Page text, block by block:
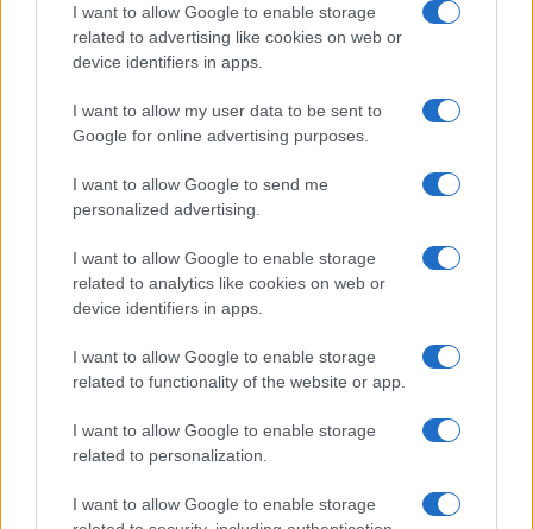
I want to allow Google to enable storage
related to advertising like cookies on web or
device identifiers in apps.
I want to allow my user data to be sent to
Google for online advertising purposes.
I want to allow Google to send me
personalized advertising.
I want to allow Google to enable storage
related to analytics like cookies on web or
device identifiers in apps.
I want to allow Google to enable storage
related to functionality of the website or app.
I want to allow Google to enable storage
related to personalization.
I want to allow Google to enable storage
VW: Η δύσκολη εξίσωση
της αναδιάρθρωσης
το Αρχαίο Θέατρο
Επιδαύρου άνοιξε τις πύλες
του σε όλους
ESG Report 2025: Πώς η ΑΒ Βασιλόπουλος μετατρέπει τη
βιωσιμότητα σε καθημερινή πράξη
Stoiximan: «Πού ήσουν;» στις μεγάλες στιγμές του